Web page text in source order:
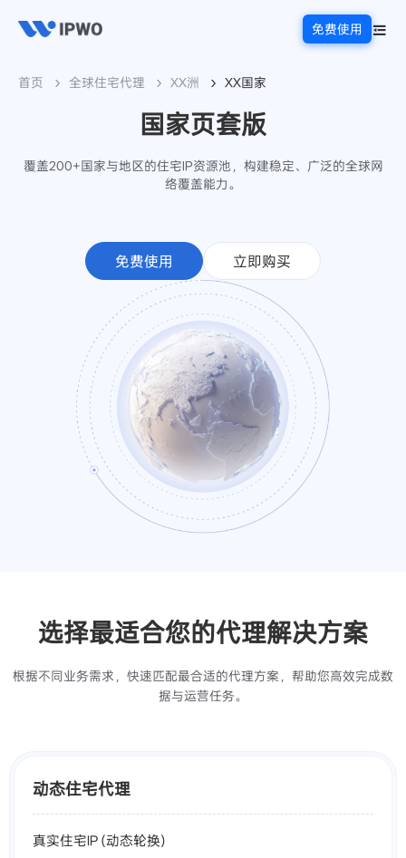
免费使用
首页 全球住宅代理 XX洲 XX国家
国家页套版
覆盖200+国家与地区的住宅IP资源池，构建稳定、广泛的全球网
络覆盖能力。
免费使用 立即购买
选择最适合您的代理解决方案
根据不同业务需求，快速匹配最合适的代理方案，帮助您高效完成数
据与运营任务。
动态住宅代理
真实住宅IP (动态轮换)